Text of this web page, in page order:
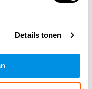
Details tonen
hesje oranje - 25